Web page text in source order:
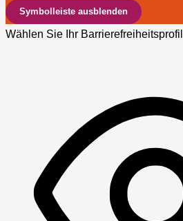
Symbolleiste ausblenden
Wählen Sie Ihr Barrierefreiheitsprofil